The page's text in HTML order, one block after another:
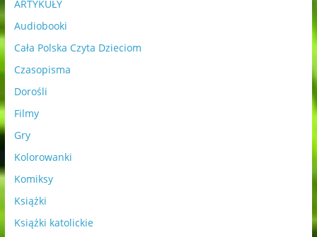
ARTYKUŁY
Audiobooki
Cała Polska Czyta Dzieciom
Czasopisma
Dorośli
Filmy
Gry
Kolorowanki
Komiksy
Książki
Książki katolickie